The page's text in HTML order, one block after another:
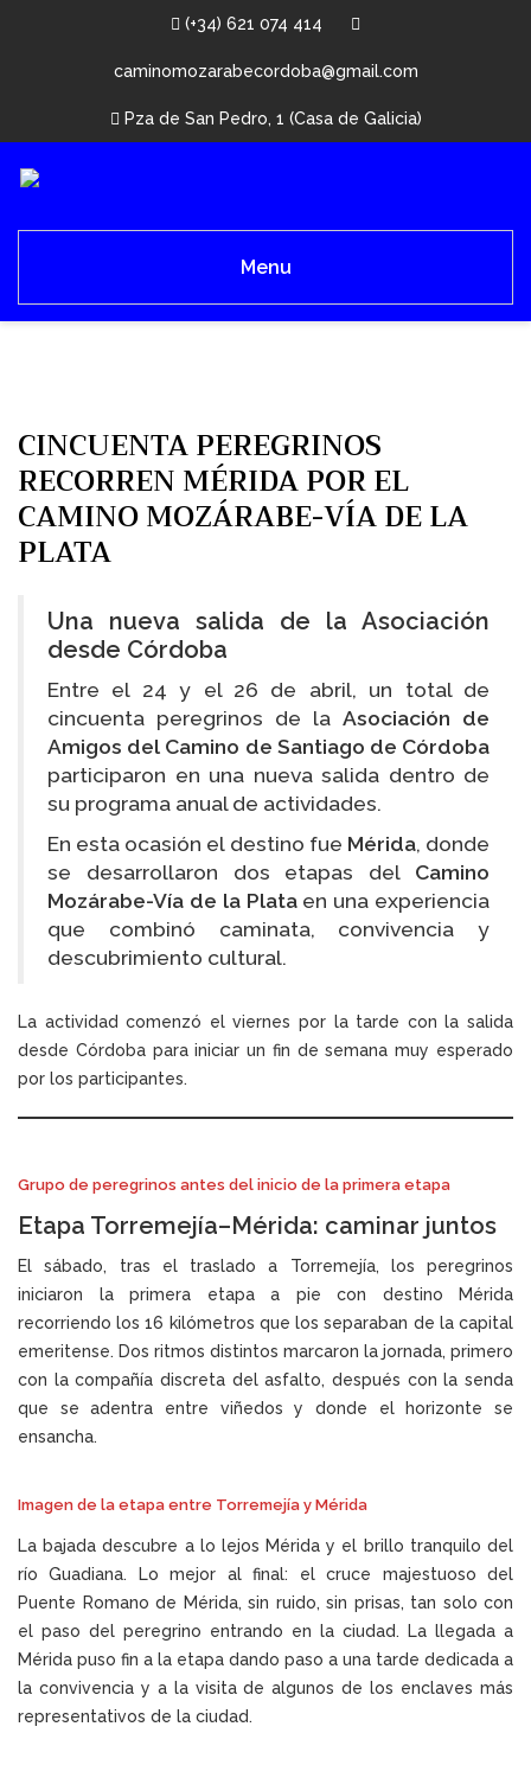
(+34) 621 074 414
caminomozarabecordoba@gmail.com
Pza de San Pedro, 1 (Casa de Galicia)
Menu
CINCUENTA PEREGRINOS
RECORREN MÉRIDA POR EL
CAMINO MOZÁRABE-VÍA DE LA
PLATA
Una nueva salida de la Asociación
desde Córdoba
Entre el 24 y el 26 de abril, un total de
cincuenta peregrinos de la Asociación de
Amigos del Camino de Santiago de Córdoba
participaron en una nueva salida dentro de
su programa anual de actividades.
En esta ocasión el destino fue Mérida, donde
se desarrollaron dos etapas del Camino
Mozárabe-Vía de la Plata en una experiencia
que combinó caminata, convivencia y
descubrimiento cultural.
La actividad comenzó el viernes por la tarde con la salida
desde Córdoba para iniciar un fin de semana muy esperado
por los participantes.
Grupo de peregrinos antes del inicio de la primera etapa
Etapa Torremejía–Mérida: caminar juntos
El sábado, tras el traslado a Torremejía, los peregrinos
iniciaron la primera etapa a pie con destino Mérida
recorriendo los 16 kilómetros que los separaban de la capital
emeritense. Dos ritmos distintos marcaron la jornada, primero
con la compañía discreta del asfalto, después con la senda
que se adentra entre viñedos y donde el horizonte se
ensancha.
Imagen de la etapa entre Torremejía y Mérida
La bajada descubre a lo lejos Mérida y el brillo tranquilo del
río Guadiana. Lo mejor al final: el cruce majestuoso del
Puente Romano de Mérida, sin ruido, sin prisas, tan solo con
el paso del peregrino entrando en la ciudad. La llegada a
Mérida puso fin a la etapa dando paso a una tarde dedicada a
la convivencia y a la visita de algunos de los enclaves más
representativos de la ciudad.